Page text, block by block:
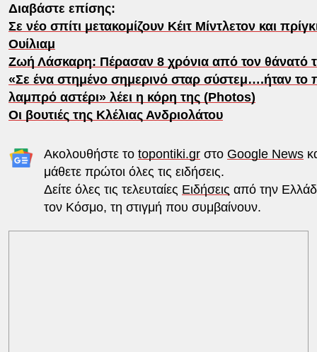
Διαβάστε επίσης:
Σε νέο σπίτι μετακομίζουν Κέιτ Μίντλετον και
Ουίλιαμ
Ζωή Λάσκαρη: Πέρασαν 8 χρόνια από τον θάνατό
«Σε ένα στημένο σημερινό σταρ σύστεμ….ήταν το
λαμπρό αστέρι» λέει η κόρη της (Photos)
Οι βουτιές της Κλέλιας Ανδριολάτου
Ακολουθήστε το topontiki.grστο Google News
μάθετε πρώτοι όλες τις ειδήσεις.
Δείτε όλες τις τελευταίες Ειδήσεις από την
τον Κόσμο, τη στιγμή που συμβαίνουν.